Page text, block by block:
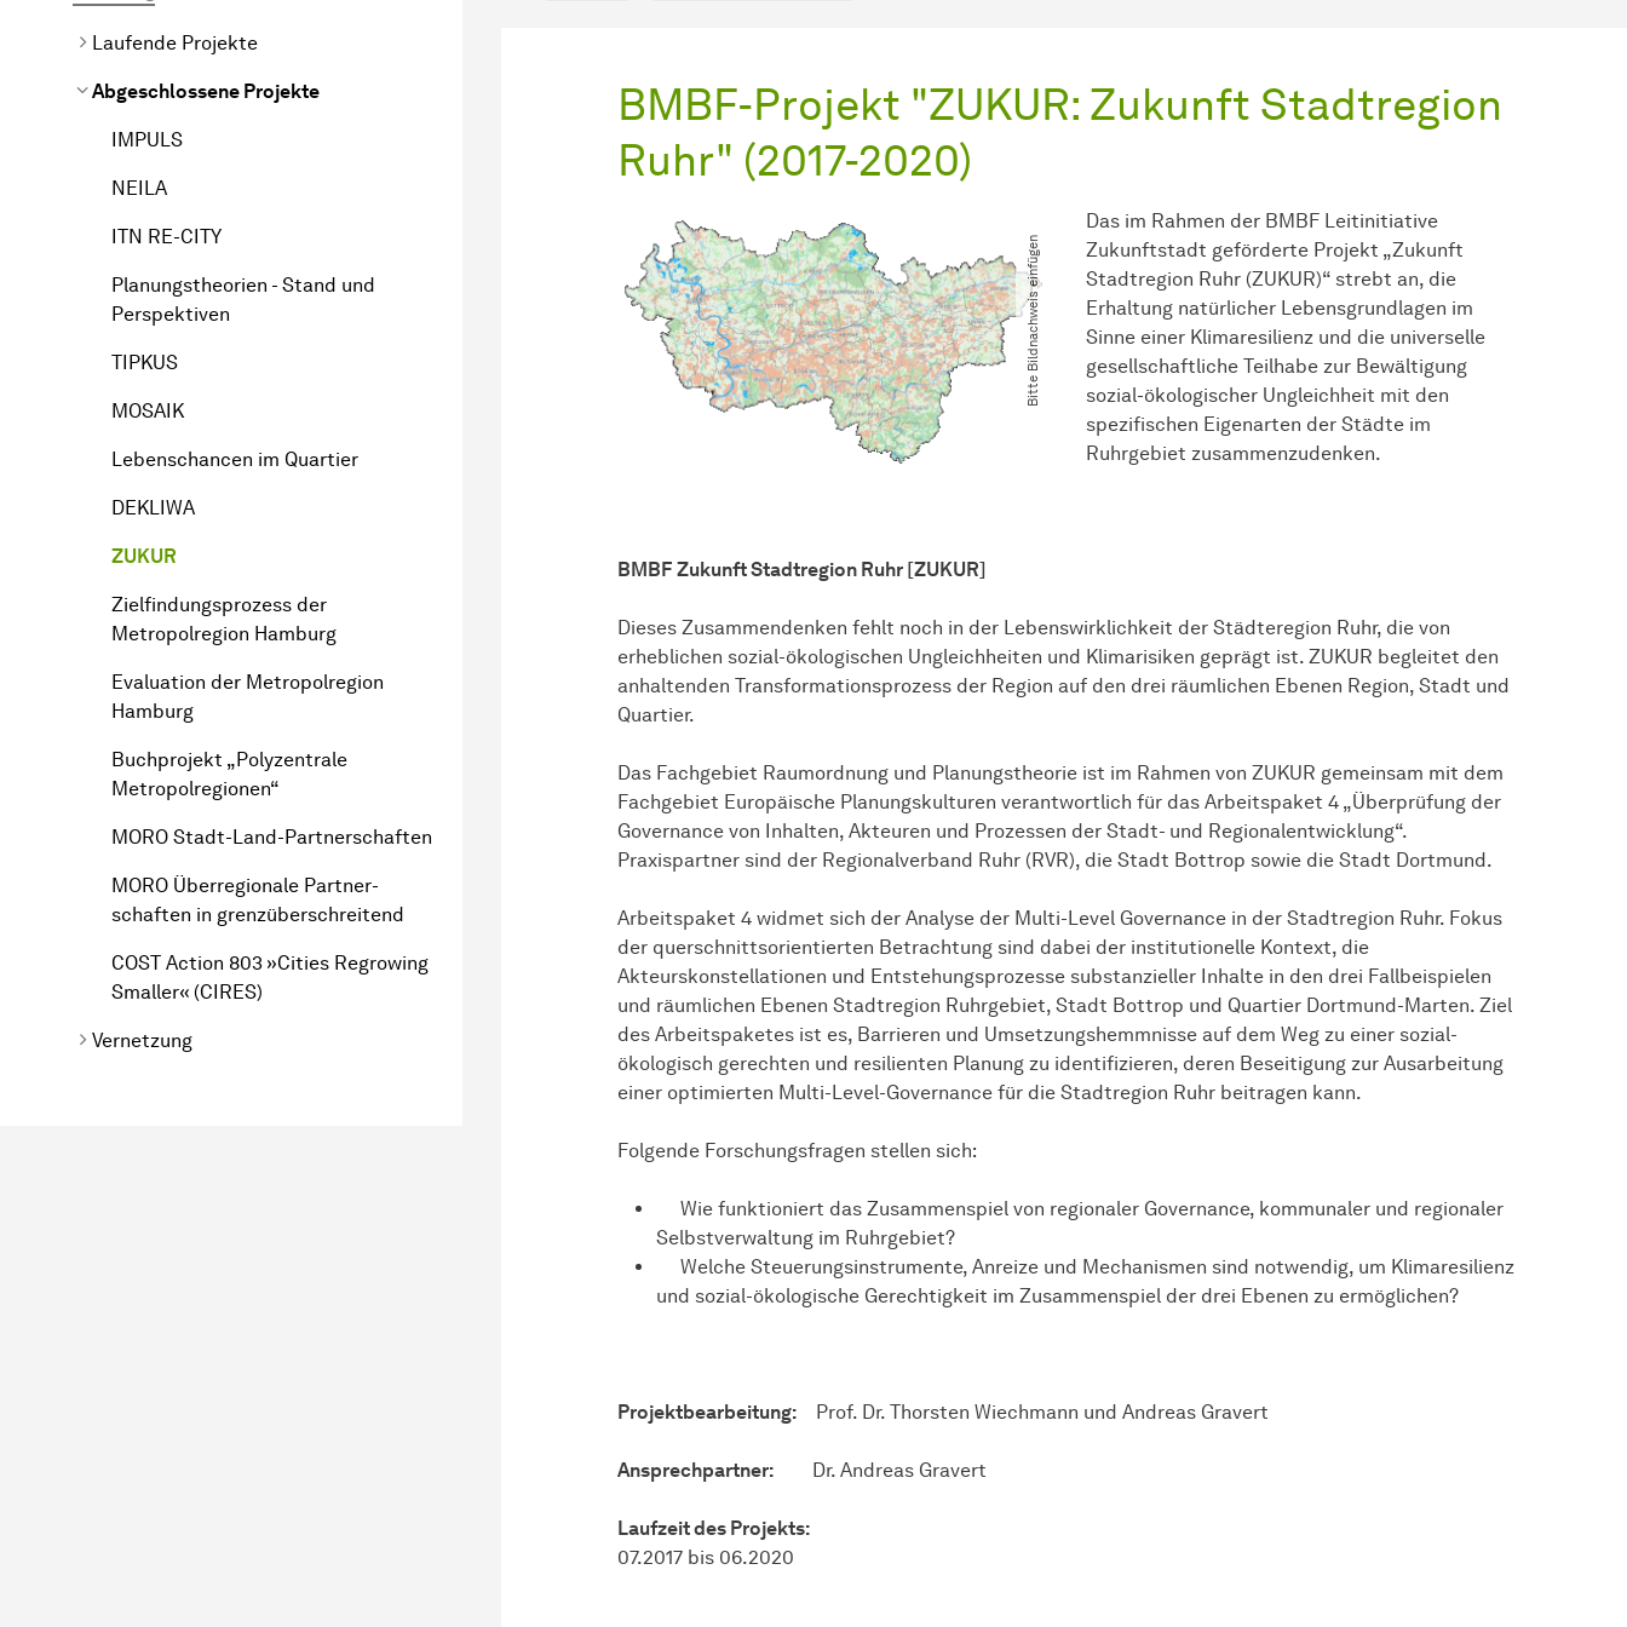
Laufende Projekte
Abgeschlossene Projekte
IMPULS
NEILA
ITN RE-CITY
Planungstheorien - Stand und
Perspektiven
TIPKUS
MOSAIK
Lebenschancen im Quartier
DEKLIWA
ZUKUR
Zielfindungsprozess der
Metropolregion Hamburg
Evaluation der Metropolregion
Hamburg
Buchprojekt „Polyzentrale
Metropolregionen“
MORO Stadt-Land-Part­ner­schaften
MORO Überregionale Part­ner­
schaften in grenzüberschreitend
COST Action 803 »Cities Regrowing
Smaller« (CIRES)
Vernetzung
BMBF-Projekt "ZUKUR: Zukunft Stadtregion
Ruhr" (2017-2020)
Bitte Bildnachweis einfügen
Das im Rahmen der BMBF Leitinitiative
Zukunftstadt geförderte Projekt „Zukunft
Stadtregion Ruhr (ZUKUR)“ strebt an, die
Erhaltung natürlicher Lebensgrundlagen im
Sinne einer Klimaresilienz und die universelle
gesellschaftliche Teilhabe zur Bewältigung
sozial-ökologischer Ungleichheit mit den
spezifischen Eigenarten der Städte im
Ruhrgebiet zusammenzudenken.
BMBF Zukunft Stadtregion Ruhr [ZUKUR]
Dieses Zusammendenken fehlt noch in der Lebenswirklichkeit der Städteregion Ruhr, die von
erheblichen sozial-ökologischen Ungleichheiten und Klimarisiken geprägt ist. ZUKUR begleitet den
anhaltenden Transformationsprozess der Region auf den drei räumlichen Ebenen Region, Stadt und
Quartier.
Das Fachgebiet Raumordnung und Planungstheorie ist im Rahmen von ZUKUR gemeinsam mit dem
Fachgebiet Europäische Planungskulturen verantwortlich für das Arbeitspaket 4 „Überprüfung der
Governance von Inhalten, Akteuren und Prozessen der Stadt- und Regionalentwicklung“.
Praxispartner sind der Regionalverband Ruhr (RVR), die Stadt Bottrop sowie die Stadt Dortmund.
Arbeitspaket 4 widmet sich der Analyse der Multi-Level Governance in der Stadtregion Ruhr. Fokus
der querschnittsorientierten Betrachtung sind dabei der institutionelle Kontext, die
Akteurskonstellationen und Entstehungsprozesse substanzieller Inhalte in den drei Fallbeispielen
und räumlichen Ebenen Stadtregion Ruhrgebiet, Stadt Bottrop und Quartier Dortmund-Marten. Ziel
des Arbeitspaketes ist es, Barrieren und Umsetzungshemmnisse auf dem Weg zu einer sozial-
ökologisch gerechten und resilienten Planung zu identifizieren, deren Beseitigung zur Ausarbeitung
einer optimierten Multi-Level-Governance für die Stadtregion Ruhr beitragen kann.
Folgende Forschungsfragen stellen sich:
Wie funktioniert das Zusammenspiel von regionaler Governance, kommunaler und regionaler
Selbstverwaltung im Ruhrgebiet?
Welche Steuerungsinstrumente, Anreize und Mechanismen sind notwendig, um Klimaresilienz
und sozial-ökologische Gerechtigkeit im Zusammenspiel der drei Ebenen zu ermöglichen?
Projektbearbeitung: Prof. Dr. Thorsten Wiechmann und Andreas Gravert
Ansprechpartner: Dr. Andreas Gravert
Laufzeit des Projekts:
07.2017 bis 06.2020